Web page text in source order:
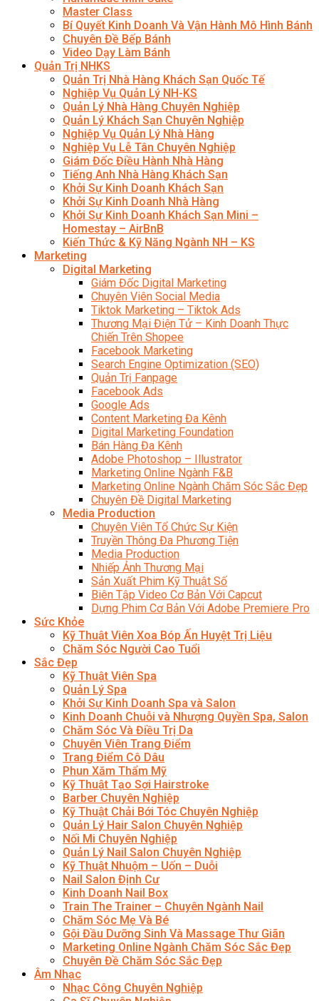
Master Class
Bí Quyết Kinh Doanh Và Vận Hành Mô Hình Bánh
Chuyên Đề Bếp Bánh
Video Dạy Làm Bánh
Quản Trị NHKS
Quản Trị Nhà Hàng Khách Sạn Quốc Tế
Nghiệp Vụ Quản Lý NH-KS
Quản Lý Nhà Hàng Chuyên Nghiệp
Quản Lý Khách Sạn Chuyên Nghiệp
Nghiệp Vụ Quản Lý Nhà Hàng
Nghiệp Vụ Lễ Tân Chuyên Nghiệp
Giám Đốc Điều Hành Nhà Hàng
Tiếng Anh Nhà Hàng Khách Sạn
Khởi Sự Kinh Doanh Khách Sạn
Khởi Sự Kinh Doanh Nhà Hàng
Khởi Sự Kinh Doanh Khách Sạn Mini –
Homestay – AirBnB
Kiến Thức & Kỹ Năng Ngành NH – KS
Marketing
Digital Marketing
Giám Đốc Digital Marketing
Chuyên Viên Social Media
Tiktok Marketing – Tiktok Ads
Thương Mại Điện Tử – Kinh Doanh Thực
Chiến Trên Shopee
Facebook Marketing
Search Engine Optimization (SEO)
Quản Trị Fanpage
Facebook Ads
Google Ads
Content Marketing Đa Kênh
Digital Marketing Foundation
Bán Hàng Đa Kênh
Adobe Photoshop – Illustrator
Marketing Online Ngành F&B
Marketing Online Ngành Chăm Sóc Sắc Đẹp
Chuyên Đề Digital Marketing
Media Production
Chuyên Viên Tổ Chức Sự Kiện
Truyền Thông Đa Phương Tiện
Media Production
Nhiếp Ảnh Thương Mại
Sản Xuất Phim Kỹ Thuật Số
Biên Tập Video Cơ Bản Với Capcut
Dựng Phim Cơ Bản Với Adobe Premiere Pro
Sức Khỏe
Kỹ Thuật Viên Xoa Bóp Ấn Huyệt Trị Liệu
Chăm Sóc Người Cao Tuổi
Sắc Đẹp
Kỹ Thuật Viên Spa
Quản Lý Spa
Khởi Sự Kinh Doanh Spa và Salon
Kinh Doanh Chuỗi và Nhượng Quyền Spa, Salon
Chăm Sóc Và Điều Trị Da
Chuyên Viên Trang Điểm
Trang Điểm Cô Dâu
Phun Xăm Thẩm Mỹ
Kỹ Thuật Tạo Sợi Hairstroke
Barber Chuyên Nghiệp
Kỹ Thuật Chải Bới Tóc Chuyên Nghiệp
Quản Lý Hair Salon Chuyên Nghiệp
Nối Mi Chuyên Nghiệp
Quản Lý Nail Salon Chuyên Nghiệp
Kỹ Thuật Nhuộm – Uốn – Duỗi
Nail Salon Định Cư
Kinh Doanh Nail Box
Train The Trainer – Chuyên Ngành Nail
Chăm Sóc Mẹ Và Bé
Gội Đầu Dưỡng Sinh Và Massage Thư Giãn
Marketing Online Ngành Chăm Sóc Sắc Đẹp
Chuyên Đề Chăm Sóc Sắc Đẹp
Âm Nhạc
Nhạc Công Chuyên Nghiệp